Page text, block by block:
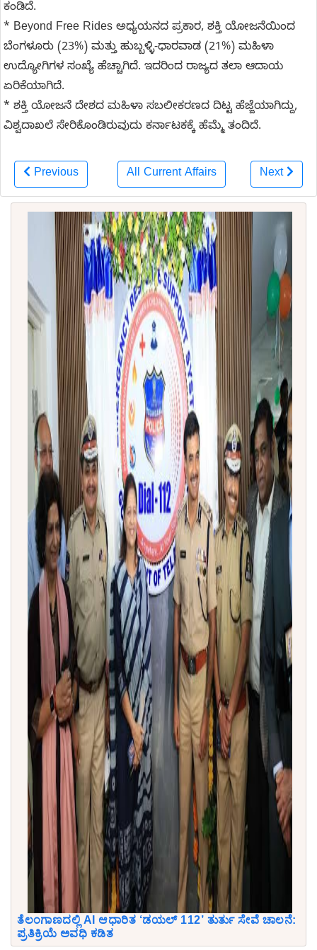
ಕಂಡಿದೆ.
* Beyond Free Rides ಅಧ್ಯಯನದ ಪ್ರಕಾರ, ಶಕ್ತಿ ಯೋಜನೆಯಿಂದ
ಬೆಂಗಳೂರು (23%) ಮತ್ತು ಹುಬ್ಬಳ್ಳಿ-ಧಾರವಾಡ (21%) ಮಹಿಳಾ
ಉದ್ಯೋಗಿಗಳ ಸಂಖ್ಯೆ ಹೆಚ್ಚಾಗಿದೆ. ಇದರಿಂದ ರಾಜ್ಯದ ತಲಾ ಆದಾಯ
ಏರಿಕೆಯಾಗಿದೆ.
* ಶಕ್ತಿ ಯೋಜನೆ ದೇಶದ ಮಹಿಳಾ ಸಬಲೀಕರಣದ ದಿಟ್ಟ ಹೆಜ್ಜೆಯಾಗಿದ್ದು,
ವಿಶ್ವದಾಖಲೆ ಸೇರಿಕೊಂಡಿರುವುದು ಕರ್ನಾಟಕಕ್ಕೆ ಹೆಮ್ಮೆ ತಂದಿದೆ.
Previous All Current Affairs Next
ತೆಲಂಗಾಣದಲ್ಲಿ AI ಆಧಾರಿತ ‘ಡಯಲ್ 112’ ತುರ್ತು ಸೇವೆ ಚಾಲನೆ:
ಪ್ರತಿಕ್ರಿಯೆ ಅವಧಿ ಕಡಿತ